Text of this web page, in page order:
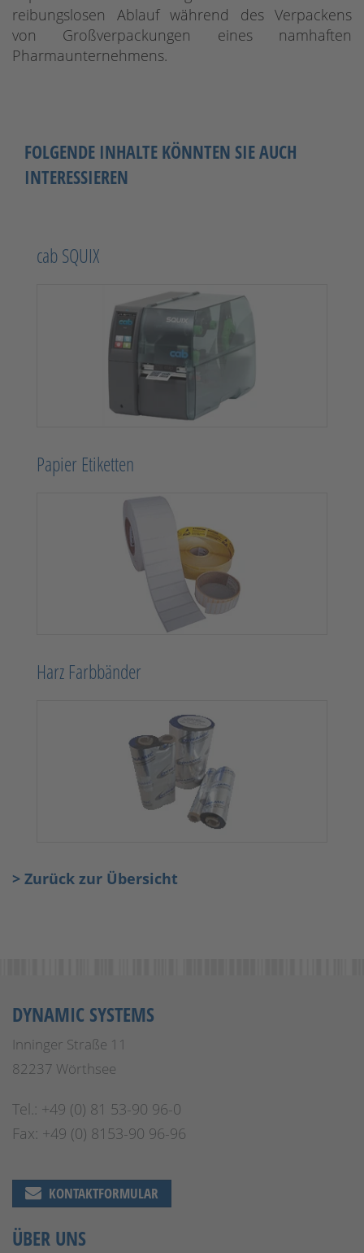
reibungslosen Ablauf während des Verpackens
von Großverpackungen eines namhaften
Pharmaunternehmens.
FOLGENDE INHALTE KÖNNTEN SIE AUCH
INTERESSIEREN
cab SQUIX
Papier Etiketten
Harz Farbbänder
> Zurück zur Übersicht
DYNAMIC SYSTEMS
Inninger Straße 11
82237 Wörthsee
Tel.: +49 (0) 81 53-90 96-0
Fax: +49 (0) 8153-90 96-96
KONTAKTFORMULAR
ÜBER UNS